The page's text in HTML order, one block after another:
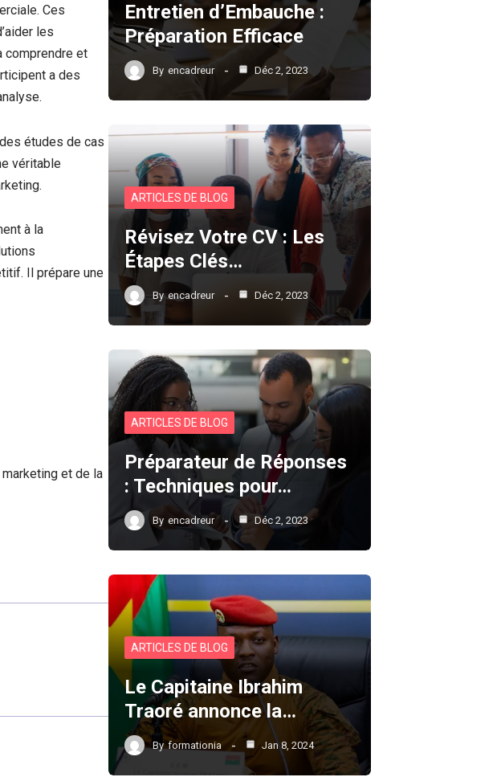
Ces
les
comprendre et
a des
études de cas
véritable
à la
Il prépare une
et de la
Entretien d’Embauche :
Préparation Efficace
By encadreur Déc 2, 2023
ARTICLES DE BLOG
Révisez Votre CV : Les
Étapes Clés…
By encadreur Déc 2, 2023
ARTICLES DE BLOG
Préparateur de Réponses
: Techniques pour…
By encadreur Déc 2, 2023
ARTICLES DE BLOG
Le Capitaine Ibrahim
Traoré annonce la…
By formationia Jan 8, 2024